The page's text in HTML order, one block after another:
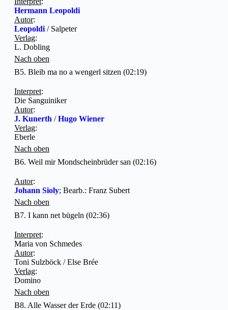
Hermann Leopoldi
Autor:
Leopoldi / Salpeter
Verlag:
L. Dobling
Nach oben
B5. Bleib ma no a wengerl sitzen (02:19)
Interpret:
Die Sanguiniker
Autor:
J. Kunerth /Hugo Wiener
Verlag:
Eberle
Nach oben
B6. Weil mir Mondscheinbrüder san (02:16)
Autor:
Johann Sioly; Bearb.: Franz Subert
Nach oben
B7. I kann net bügeln (02:36)
Interpret:
Maria von Schmedes
Autor:
Toni Sulzböck / Else Brée
Verlag:
Domino
Nach oben
B8. Alle Wasser der Erde (02:11)